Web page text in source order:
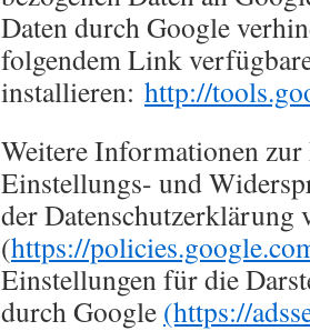
Daten durch Google
folgendem Link
installieren: http://
Weitere Informationen
Einstellungs- und
der Datenschutzerklärung
(https://
Einstellungen für die
durch Google (https://